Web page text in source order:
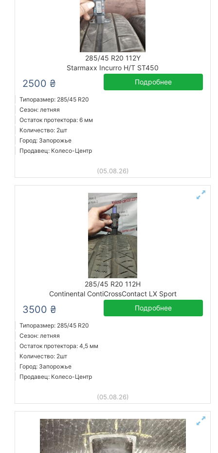
285/45 R20 112Y
Starmaxx Incurro H/T ST450
2500 ₴ Подробнее
Типоразмер: 285/45 R20
Сезон: летняя
Остаток протектора: 6 мм
Количество: 2шт
Город: Запорожье
Продавец: Колесо-Центр
(05.08.26)
285/45 R20 112H
Continental ContiCrossContact LX Sport
3500 ₴ Подробнее
Типоразмер: 285/45 R20
Сезон: летняя
Остаток протектора: 4,5 мм
Количество: 2шт
Город: Запорожье
Продавец: Колесо-Центр
(05.08.26)